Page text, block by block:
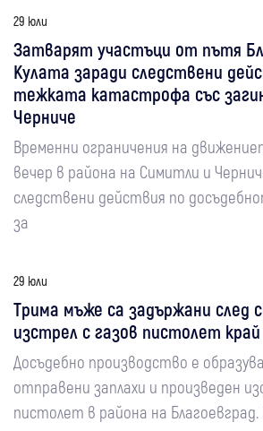
29 юли
Затварят участъци от пътя
Кулата заради следствени
тежката катастрофа със
Черниче
Временни ограничения на
вечер в района на Симитли и
следствени действия по
за
29 юли
Трима мъже са задържани след
изстрел с газов пистолет
Досъдебно производство е
отправени заплахи и произведен
пистолет в района на